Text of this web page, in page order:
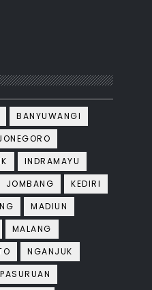
BANYUWANGI
INDRAMAYU
JOMBANG
KEDIRI
MADIUN
MALANG
NGANJUK
PASURUAN